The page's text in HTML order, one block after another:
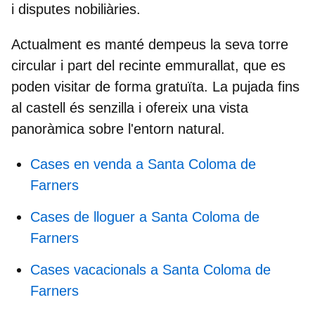
i disputes nobiliàries.
Actualment es manté dempeus la seva torre
circular i part del recinte emmurallat, que es
poden visitar de forma gratuïta. La pujada fins
al castell és senzilla i ofereix una vista
panoràmica sobre l'entorn natural.
Cases en venda a Santa Coloma de
Farners
Cases de lloguer a Santa Coloma de
Farners
Cases vacacionals a Santa Coloma de
Farners